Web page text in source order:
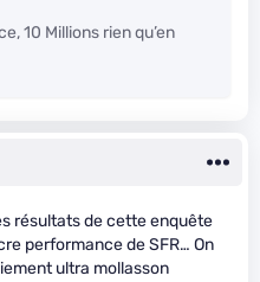
10 Millions rien qu’en
résultats de cette enquête
performance de SFR… On
ultra mollasson